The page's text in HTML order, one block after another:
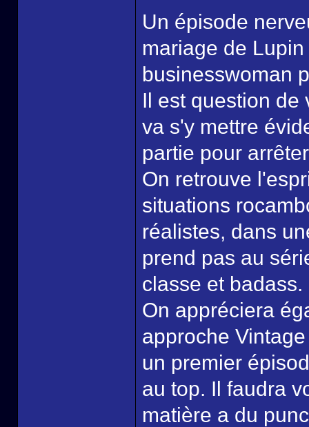
Un épisode
mariage de
businesswoman
Il est question de
va s'y mettre
partie pour
On retrouve
situations
réalistes, dans
prend pas au
classe et badass.
On appréciera
approche
un premier
au top. Il faudra
matière a du